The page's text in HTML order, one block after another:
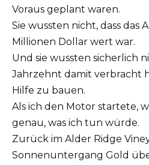
Voraus geplant waren.
Sie wussten nicht, dass das
Millionen Dollar wert war.
Und sie wussten sicherlich
Jahrzehnt damit verbracht
Hilfe zu bauen.
Als ich den Motor startete,
genau, was ich tun würde.
Zurück im Alder Ridge
Sonnenuntergang Gold